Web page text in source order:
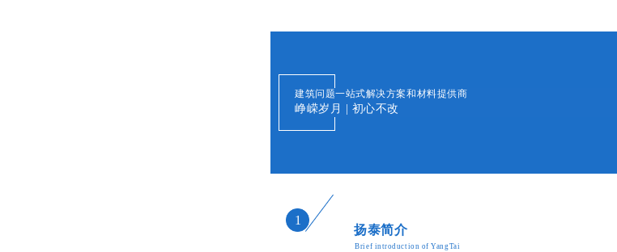
建筑问题一站式解决方案和材料提供商
峥嵘岁月 | 初心不改
1
扬泰简介
Brief introduction of YangTai